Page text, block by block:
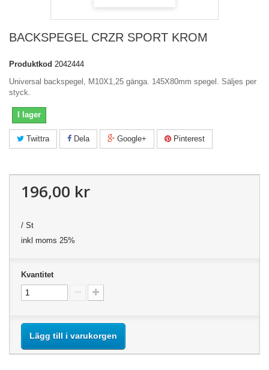
BACKSPEGEL CRZR SPORT KROM
Produktkod 2042444
Universal backspegel, M10X1,25 gänga. 145X80mm spegel. Säljes per
styck.
I lager
Twittra Dela Google+ Pinterest
196,00 kr
/ St
inkl moms 25%
Kvantitet
Lägg till i varukorgen